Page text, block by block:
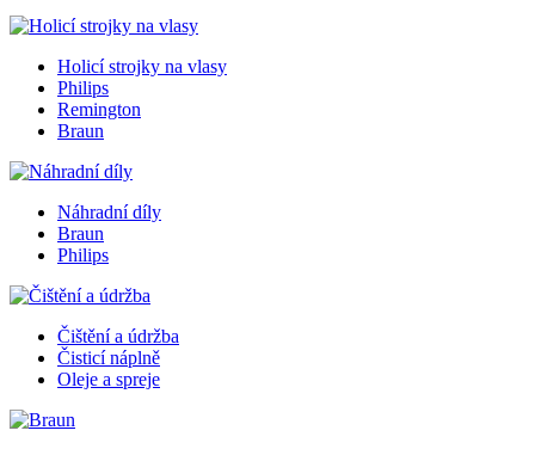
Holicí strojky na vlasy
Philips
Remington
Braun
Náhradní díly
Braun
Philips
Čištění a údržba
Čisticí náplně
Oleje a spreje